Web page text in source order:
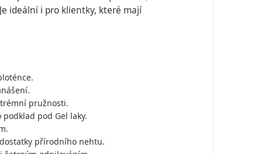
ideální i pro klientky, které mají
pružnosti.
pod Gel laky.
přírodního nehtu.